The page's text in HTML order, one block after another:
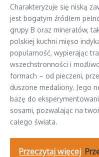
Charakteryzuje się niską
jest bogatym źródłem
grupy B oraz minerałów,
polskiej kuchni mięso
popularność, wypierając
wszechstronności i
formach – od pieczeni,
duszone medaliony. Jego
bazę do
sosami, pozwalając na
całego świata.
Przeczytaj więcej